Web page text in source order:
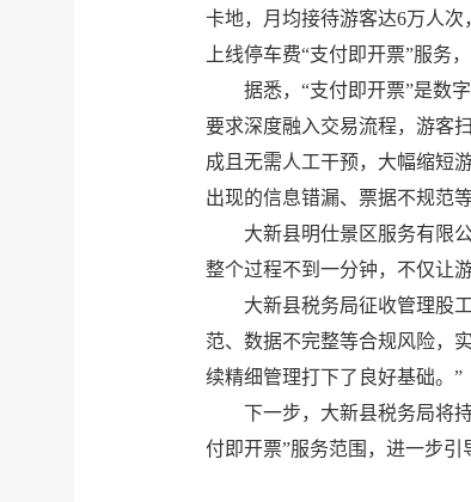
卡地，月均接待游客达6万人
上线停车费“支付即开票”服务
据悉，“支付即开票”是数
要求深度融入交易流程，游客
成且无需人工干预，大幅缩短
出现的信息错漏、票据不规范
大新县明仕景区服务有限
整个过程不到一分钟，不仅让
大新县税务局征收管理股
范、数据不完整等合规风险，
续精细管理打下了良好基础。”
下一步，大新县税务局将
付即开票”服务范围，进一步引